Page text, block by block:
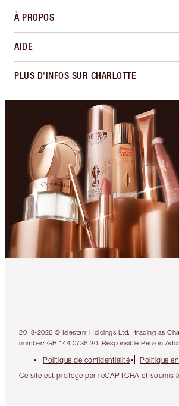
À PROPOS
AIDE
PLUS D'INFOS SUR CHARLOTTE
2013-2026 © Islestarr Holdings Ltd., trading as
number: GB 144 0736 30. Responsible Person
Politique de confidentialité Politique
Ce site est protégé par reCAPTCHA et soumis